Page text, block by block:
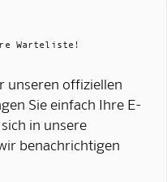
Warteliste!
unseren offiziellen
Sie einfach Ihre E-
in unsere
benachrichtigen